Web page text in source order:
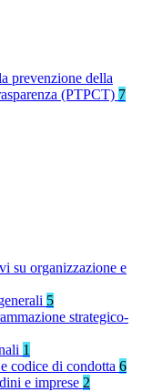
prevenzione della
(PTPCT) 7
su organizzazione e
5
strategico-
1
codice di condotta 6
e imprese 2